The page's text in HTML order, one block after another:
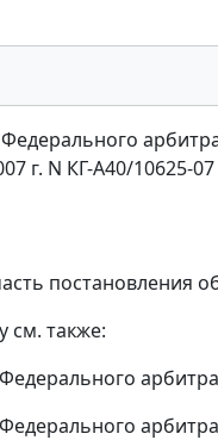
г. N КГ-А40/10625-07
постановления
см. также:
Федерального
Федерального